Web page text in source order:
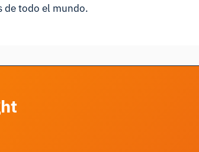
de todo el mundo.